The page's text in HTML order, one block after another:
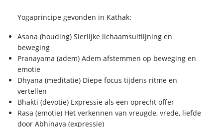
Yogaprincipe gevonden in Kathak:
Asana (houding) Sierlijke lichaamsuitlijning en
beweging
Pranayama (adem) Adem afstemmen op beweging en
emotie
Dhyana (meditatie) Diepe focus tijdens ritme en
vertellen
Bhakti (devotie) Expressie als een oprecht offer
Rasa (emotie) Het verkennen van vreugde, vrede, liefde
door Abhinaya (expressie)